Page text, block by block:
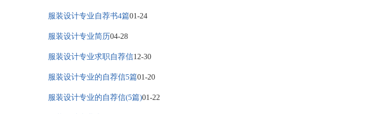
服装设计专业自荐书4篇01-24
服装设计专业简历04-28
服装设计专业求职自荐信12-30
服装设计专业的自荐信5篇01-20
服装设计专业的自荐信(5篇)01-22